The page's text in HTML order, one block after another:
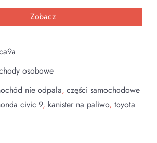
Zobacz
osobowe
nie odpala, części samochodowe
civic 9, kanister na paliwo, toyota